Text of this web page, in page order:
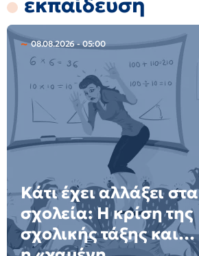
εκπαίδευση
08.08.2026 - 05:00
Κάτι έχει αλλάξει στα
σχολεία: H κρίση της
σχολικής τάξης και…